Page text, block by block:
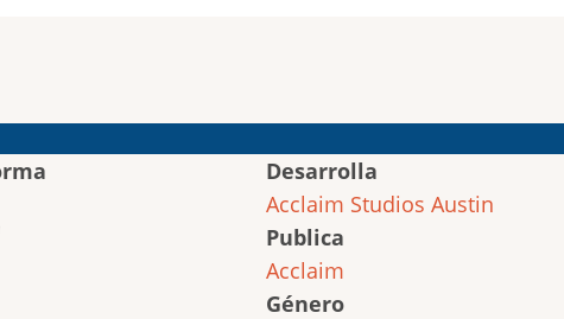
Desarrolla
Acclaim Studios Austin
Publica
Acclaim
Género